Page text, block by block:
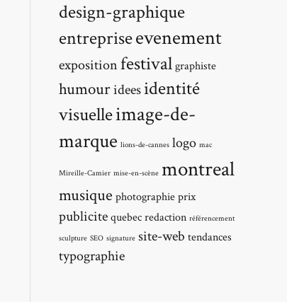
design-graphique
entrepriseevenement
expositionfestivalgraphiste
humourideesidentité
visuelleimage-de-
marque lions-de-cannes logo mac
Mireille-Camier mise-en-scène montreal
musique photographieprix
publicitequebecredaction référencement
sculpture SEO signature site-web tendances
typographie